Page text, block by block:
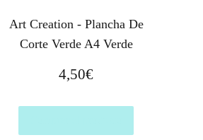
Art Creation - Plancha De
Corte Verde A4 Verde
4,50€